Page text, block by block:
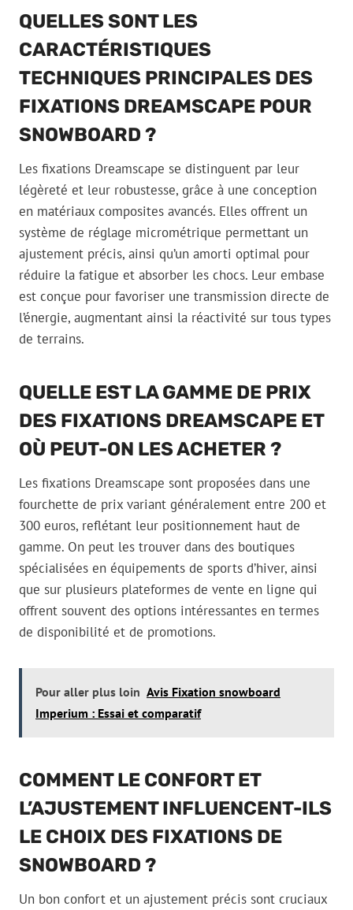
QUELLES SONT LES
CARACTÉRISTIQUES
TECHNIQUES PRINCIPALES DES
FIXATIONS DREAMSCAPE POUR
SNOWBOARD ?
Les fixations Dreamscape se distinguent par leur
légèreté et leur robustesse, grâce à une conception
en matériaux composites avancés. Elles offrent un
système de réglage micrométrique permettant un
ajustement précis, ainsi qu’un amorti optimal pour
réduire la fatigue et absorber les chocs. Leur embase
est conçue pour favoriser une transmission directe de
l’énergie, augmentant ainsi la réactivité sur tous types
de terrains.
QUELLE EST LA GAMME DE PRIX
DES FIXATIONS DREAMSCAPE ET
OÙ PEUT-ON LES ACHETER ?
Les fixations Dreamscape sont proposées dans une
fourchette de prix variant généralement entre 200 et
300 euros, reflétant leur positionnement haut de
gamme. On peut les trouver dans des boutiques
spécialisées en équipements de sports d’hiver, ainsi
que sur plusieurs plateformes de vente en ligne qui
offrent souvent des options intéressantes en termes
de disponibilité et de promotions.
Pour aller plus loin Avis Fixation snowboard
Imperium : Essai et comparatif
COMMENT LE CONFORT ET
L’AJUSTEMENT INFLUENCENT-ILS
LE CHOIX DES FIXATIONS DE
SNOWBOARD ?
Un bon confort et un ajustement précis sont cruciaux